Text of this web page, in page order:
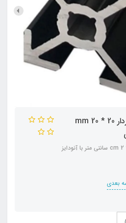
پروفیل آلومینیومی شیاردار 20 * 20 mm
پروفیل آلومینیومی شیاردار 2 * 2 cm سانتی متر با آنودایز
بعدی